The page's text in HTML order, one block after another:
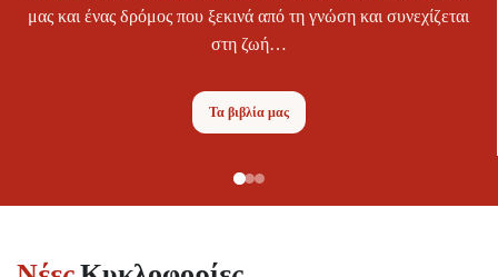
μας και ένας δρόμος που ξεκινά από τη γνώση και συνεχίζεται
στη ζωή…
Τα βιβλία μας